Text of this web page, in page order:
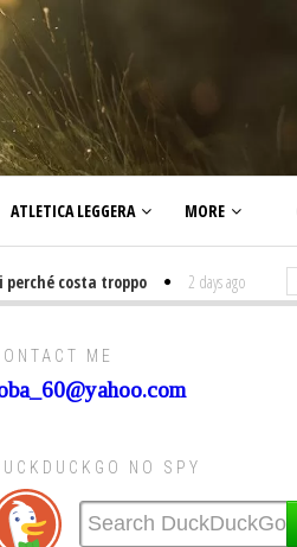
ATLETICA LEGGERA MORE
costa troppo 2 days ago - Non mi
ME
NO SPY